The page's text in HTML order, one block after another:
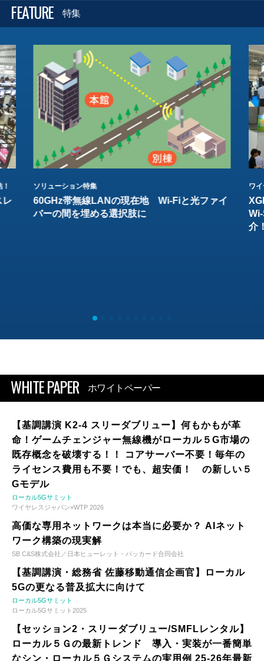
FEATURE 特集
レ
ソリューション特集
60GHz帯無線LANの現在地 Wi-Fiと光ファイ
バーの間を埋める選択肢に
ワ
介
WHITE PAPER ホワイトペーパー
【基調講演 K2-4 スリーダブリュー】何もかもが革
命！ゲームチェンジャー無線機がローカル５G市場の
既存概念を破壊する！！ コアサーバー不要！毎年の
ライセンス費用も不要！でも、超安価！ の新しい５
Gモデル
ローカル5Gサミット
ワイヤレスジャパン×WTP 2026
高価な専用ネットワークは本当に必要か？ AIネット
ワーク構築の現実解
SB C&S株式会社／日本ヒューレット・パッカード合同会社
【基調講演・総務省 佐藤移動通信企画官】ローカル
5Gの更なる普及拡大に向けて
ローカル5Gサミット
ローカル5Gサミット2025
【セッション2・スリーダブリュー/SMFLレンタル】
ローカル５Ｇの最新トレンド 導入・実装が一番簡単
なシン・ローカル５Ｇシステムの実用例 25-26年最新